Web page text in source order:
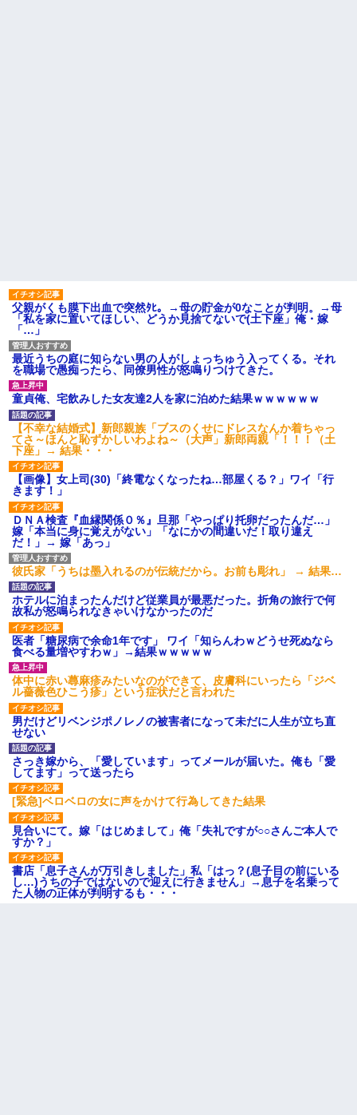
果・・・
私「初めて飲む味だけどなん
のお茶？」彼「ちっ！」私「」
【GIF】JSのカンチョーワロ
タ
後続車にクラクションを鳴ら
され彼氏が逆切れ。「何クラク
ション鳴らしてんだ！降りてこ
いよ！」と怒鳴りだし...
【衝撃】報酬100万円超の治験
募集がこちらｗｗｗｗｗ(※画像
あり)
【ネット騒然】惨殺されたタ
ワマン頂き女子のこの動画、す
げえええええｗｗｗｗｗｗｗｗ
ｗｗｗ
【愕然】白のクラウン俺氏、
高速道路左車線を制限速度で走
った結果wwwwwwwwwwww
百年の恋12-899 食べた量を
張り合ってくる
【悲報】佐藤輝明・・・２軍
でも盛大にやらかす←あまり悲
しませないでくれ
父親がくも膜下出血で突然ﾀﾋ。→母の貯金が0なことが判明。→母
「私を家に置いてほしい、どうか見捨てないで(土下座」俺・嫁
「…」
最近うちの庭に知らない男の人がしょっちゅう入ってくる。それ
を職場で愚痴ったら、同僚男性が怒鳴りつけてきた。
童貞俺、宅飲みした女友達2人を家に泊めた結果ｗｗｗｗｗｗ
【不幸な結婚式】新郎親族「ブスのくせにドレスなんか着ちゃっ
てさ～ほんと恥ずかしいわよね～（大声」新郎両親「！！！（土
下座」→ 結果・・・
【画像】女上司(30)「終電なくなったね…部屋くる？」ワイ「行
きます！」
ＤＮＡ検査『血縁関係０％』旦那「やっぱり托卵だったんだ…」
嫁「本当に身に覚えがない」「なにかの間違いだ！取り違え
だ！」→ 嫁「あっ」
彼氏家「うちは墨入れるのが伝統だから。お前も彫れ」 → 結果…
ホテルに泊まったんだけど従業員が最悪だった。折角の旅行で何
故私が怒鳴られなきゃいけなかったのだ
医者「糖尿病で余命1年です」 ワイ「知らんわｗどうせ死ぬなら
食べる量増やすわｗ」→結果ｗｗｗｗｗ
体中に赤い蕁麻疹みたいなのができて、皮膚科にいったら「ジベ
ル薔薇色ひこう疹」という症状だと言われた
男だけどリベンジポノレノの被害者になって未だに人生が立ち直
せない
さっき嫁から、「愛しています」ってメールが届いた。俺も「愛
してます」って送ったら
[緊急]ベロベロの女に声をかけて行為してきた結果
見合いにて。嫁「はじめまして」俺「失礼ですが○○さんご本人で
すか？」
書店「息子さんが万引きしました」私「はっ？(息子目の前にいる
し…)うちの子ではないので迎えに行きません」→息子を名乗って
た人物の正体が判明するも・・・